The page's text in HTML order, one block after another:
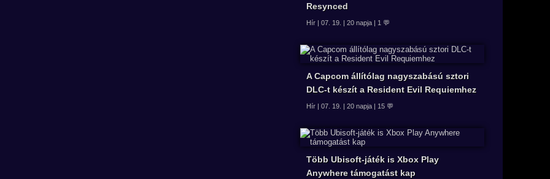
Resynced
Hír | 07. 19. | 20 napja | 1 💬
A Capcom állítólag nagyszabású sztori
DLC-t készít a Resident Evil Requiemhez
Hír | 07. 19. | 20 napja | 15 💬
Több Ubisoft-játék is Xbox Play
Anywhere támogatást kap